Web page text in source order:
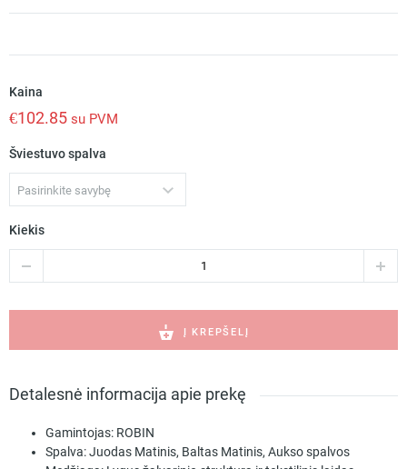
Kaina
€102.85 su PVM
Šviestuvo spalva
Pasirinkite savybę
Kiekis
šviestuvas
16
arba
ROBIN
Į KREPŠELĮ
Detalesnė informacija apie prekę
Gamintojas: ROBIN
Spalva:Juodas Matinis, Baltas Matinis, Aukso spalvos